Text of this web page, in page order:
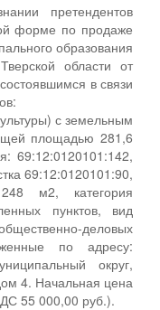
претендентов
форме по продаже
образования
области от
в связи
с земельным
площадью 281,6
69:12:0120101:142,
69:12:0120101:90,
м2, категория
пунктов, вид
деловых
по адресу:
округ,
4. Начальная цена
55 000,00 руб.).